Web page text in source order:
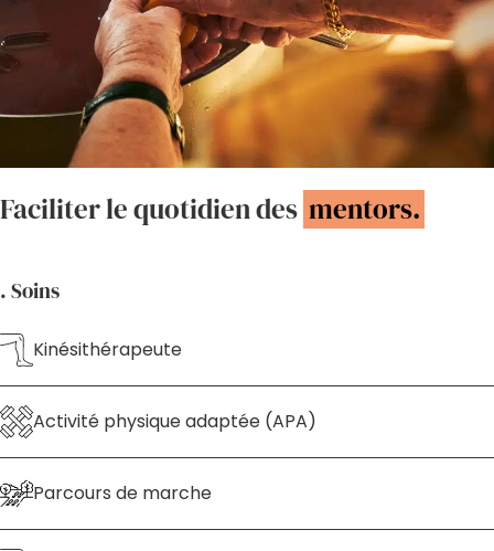
Faciliter le quotidien des mentors.
. Soins
Kinésithérapeute
Activité physique adaptée (APA)
Parcours de marche